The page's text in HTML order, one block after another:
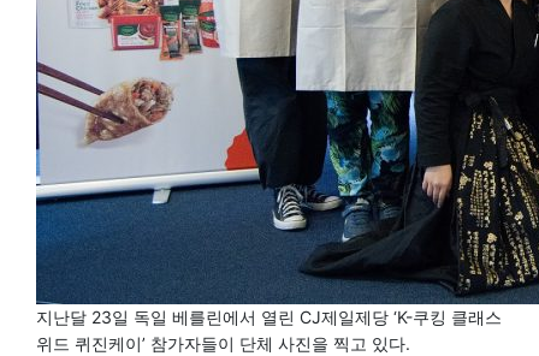
지난달 23일 독일 베를린에서 열린 CJ제일제당 ‘K-쿠킹 클래스
위드 퀴진케이’ 참가자들이 단체 사진을 찍고 있다.